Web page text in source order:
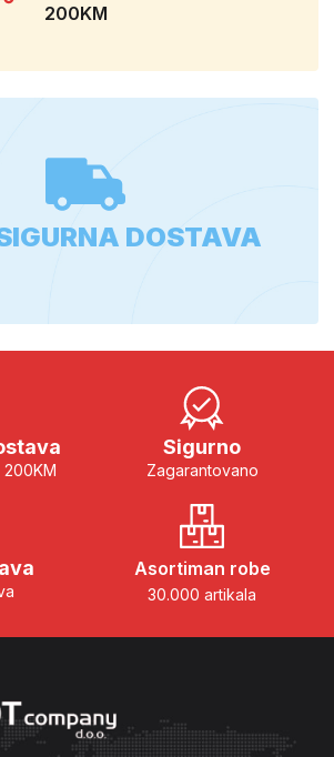
200KM
DOSTAVA
Sigurno
Zagarantovano
Asortiman robe
30.000 artikala